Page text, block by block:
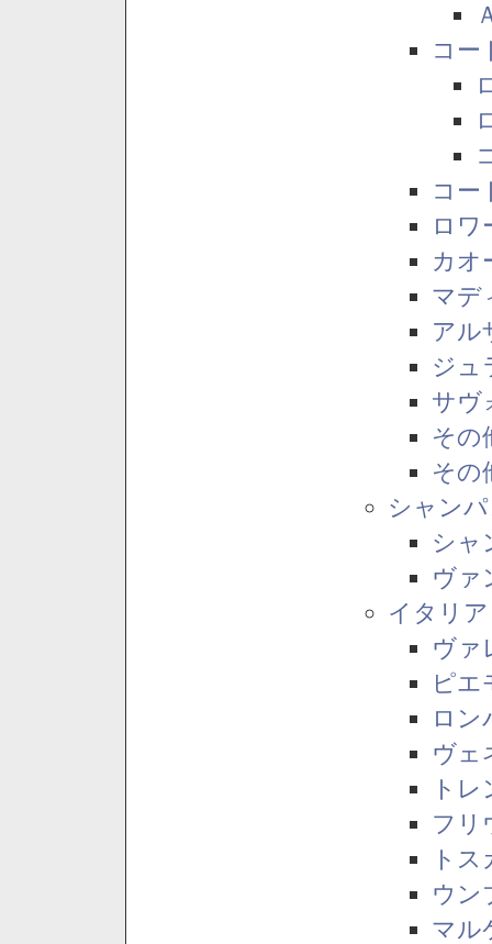
コー
コー
ロワ
カオ
マデ
アル
ジュ
サヴ
その
その
シャン
シャ
ヴァ
イタリア
ヴァ
ピエ
ロン
ヴェ
ト
フリ
ト
ウン
マル